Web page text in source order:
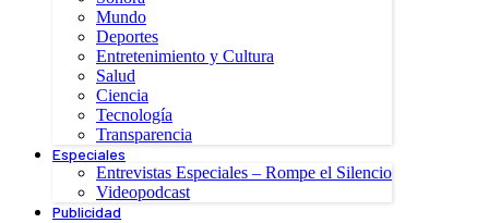
Mundo
Deportes
Entretenimiento y Cultura
Salud
Ciencia
Tecnología
Transparencia
Especiales
Entrevistas Especiales – Rompe el Silencio
Videopodcast
Publicidad